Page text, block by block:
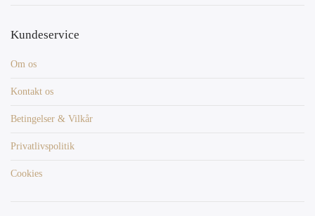
Kundeservice
Om os
Kontakt os
Betingelser & Vilkår
Privatlivspolitik
Cookies